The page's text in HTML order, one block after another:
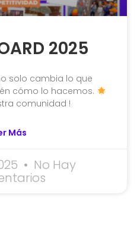
2025
solo cambia lo que
cómo lo hacemos.
comunidad !
Más
No Hay